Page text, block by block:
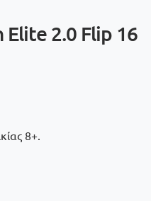
2.0 Flip 16
8+.